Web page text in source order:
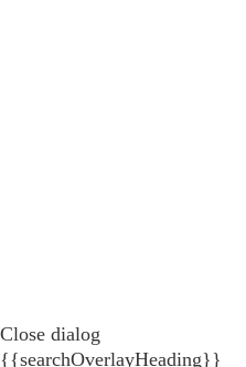
Close dialog
{{searchOverlayHeading}}